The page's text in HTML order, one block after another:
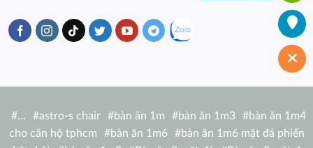
#… #astro-s chair #bàn ăn 1m #bàn ăn 1m3 #bàn ăn 1m4
cho căn hộ tphcm
#bàn ăn 1m6 #bàn ăn 1m6 mặt đá phiến